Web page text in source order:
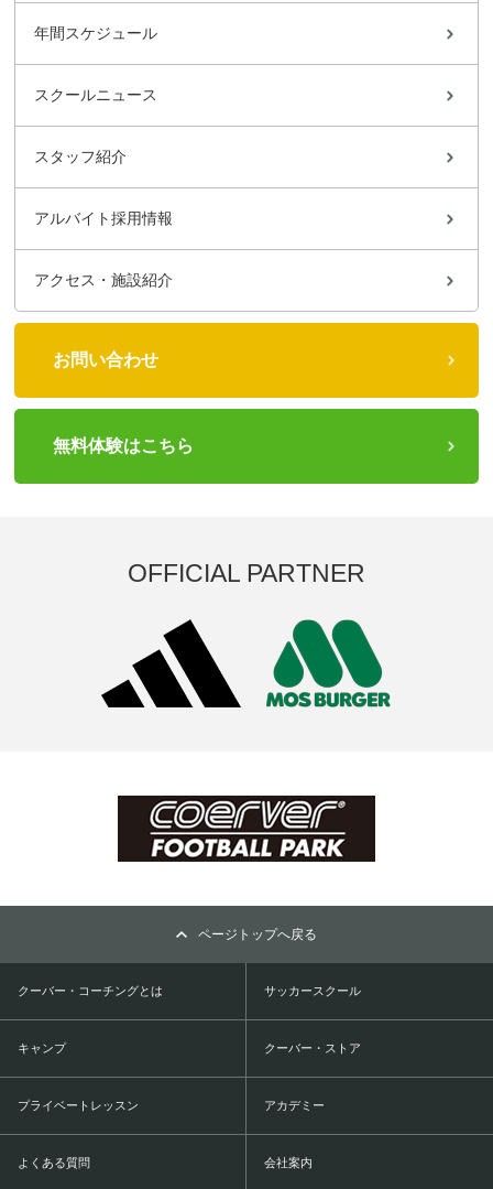
年間スケジュール
スクールニュース
スタッフ紹介
アルバイト採用情報
アクセス・施設紹介
お問い合わせ
無料体験はこちら
OFFICIAL PARTNER
ページトップへ戻る
クーバー・コーチングとは サッカースクール
キャンプ クーバー・ストア
プライベートレッスン アカデミー
よくある質問 会社案内